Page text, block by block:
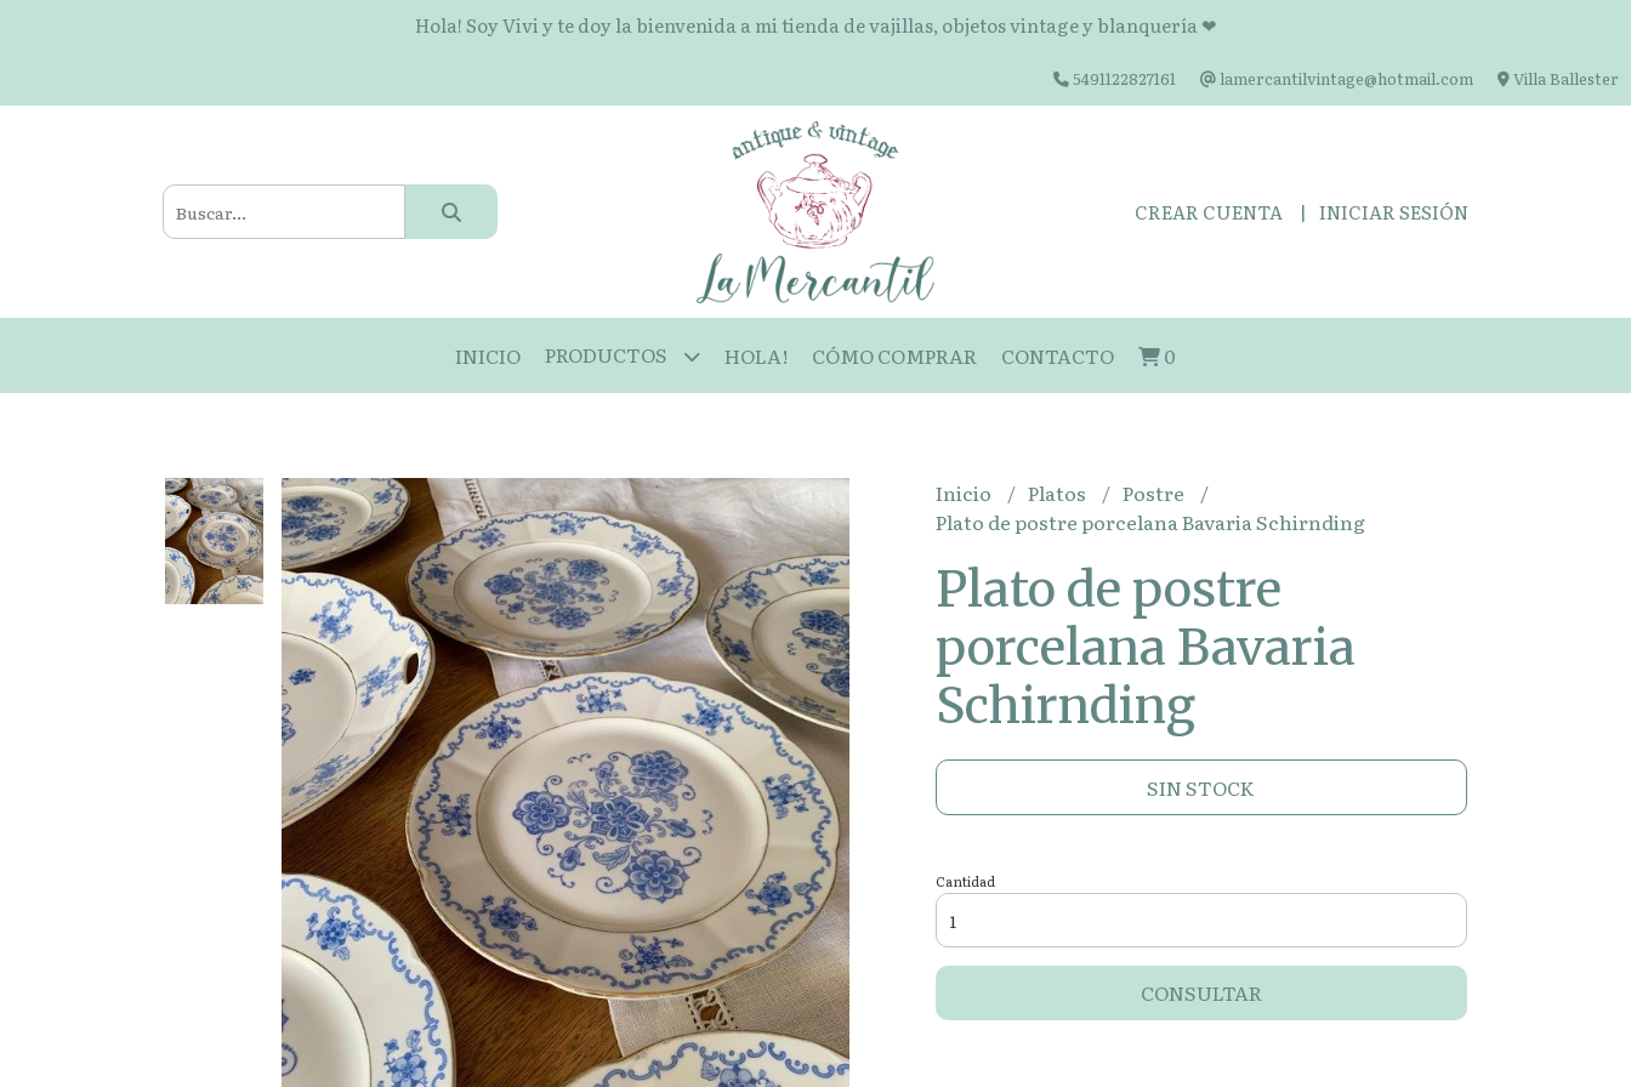
Hola! Soy Vivi y te doy la bienvenida a mi tienda de vajillas, objetos vintage y blanquería ❤
5491122827161 lamercantilvintage@hotmail.com Villa Ballester
CREAR CUENTA INICIAR SESIÓN
INICIO PRODUCTOS HOLA! CÓMO COMPRAR CONTACTO 0
Inicio Platos
Postre
Plato de postre porcelana Bavaria Schirnding
Plato de postre
porcelana Bavaria
Schirnding
SIN STOCK
Cantidad
CONSULTAR